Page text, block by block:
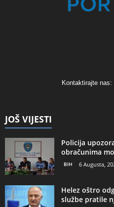
Kontaktirajte nas:
JOŠ VIJESTI
Policija
obračunima
BIH 6 Augusta,
Helez oštro
službe pratile